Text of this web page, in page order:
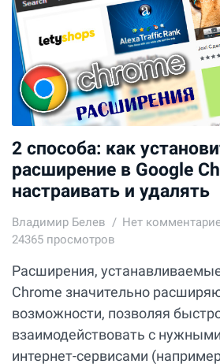
2 способа: как
расширение в Google
настраивать и удалять
Владимир Белев
Нет
24365 просмотров
Расширения,
Chrome значительно
возможности, позволяя
взаимодействовать с
интернет-сервисами